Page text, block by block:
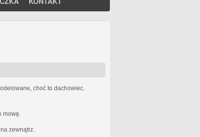
choć to dachowiec.
mowę.
zewnątrz.